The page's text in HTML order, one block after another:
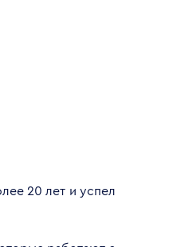
20 лет и успел